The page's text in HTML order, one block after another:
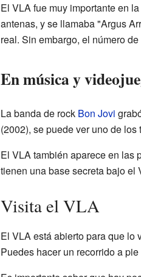
El VLA fue muy importante en
antenas, y se llamaba "Argus
real. Sin embargo, el número
En música y
La banda de rock Bon Jovi
(2002), se puede ver uno de los
El VLA también aparece en las
tienen una base secreta bajo el
Visita el VLA
El VLA está abierto para que lo
Puedes hacer un recorrido a